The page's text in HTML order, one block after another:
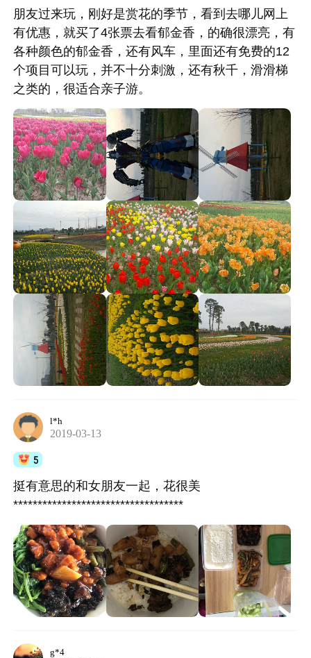
朋友过来玩，刚好是赏花的季节，看到去哪儿网上
有优惠，就买了4张票去看郁金香，的确很漂亮，有
各种颜色的郁金香，还有风车，里面还有免费的12
个项目可以玩，并不十分刺激，还有秋千，滑滑梯
之类的，很适合亲子游。
l*h
2019-03-13
5
挺有意思的和女朋友一起，花很美
***********************************
g*4